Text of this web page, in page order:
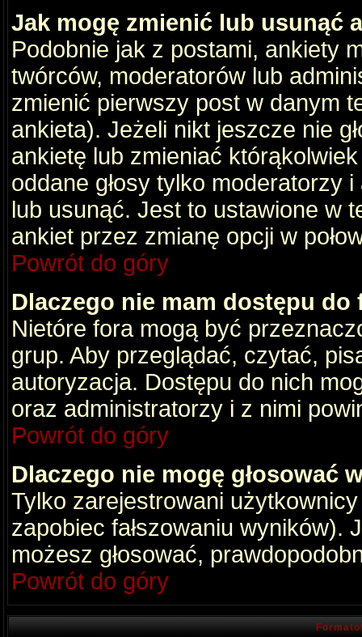
Jak mogę zmienić lub usunąć
Podobnie jak z postami, ankiety
twórców, moderatorów lub
zmienić pierwszy post w danym
ankieta). Jeżeli nikt jeszcze nie
ankietę lub zmieniać
oddane głosy tylko moderatorzy
lub usunąć. Jest to ustawione w
ankiet przez zmianę opcji w
Powrót do góry
Dlaczego nie mam dostępu do
Nietóre fora mogą być
grup. Aby przeglądać, czytać,
autoryzacja. Dostępu do nich
oraz administratorzy i z nimi
Powrót do góry
Dlaczego nie mogę głosować
Tylko zarejestrowani
zapobiec fałszowaniu wyników).
możesz głosować,
Powrót do góry